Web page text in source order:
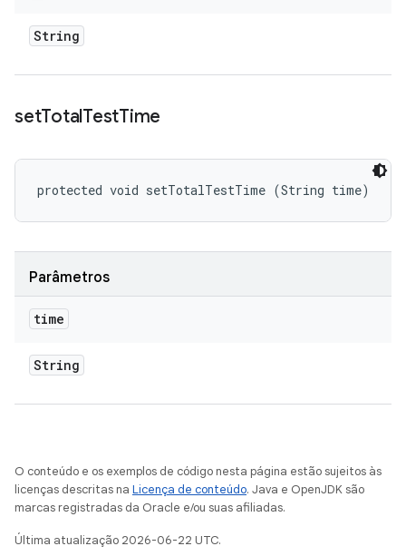
String
setTotalTestTime
protected void setTotalTestTime (String time)
Parâmetros
time
String
O conteúdo e os exemplos de código nesta página estão sujeitos às
licenças descritas na Licença de conteúdo. Java e OpenJDK são
marcas registradas da Oracle e/ou suas afiliadas.
Última atualização 2026-06-22 UTC.